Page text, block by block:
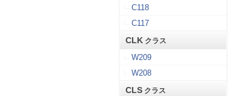
C118
C117
CLK クラス
W209
W208
CLS クラス